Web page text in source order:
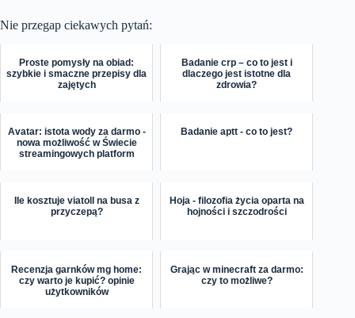
Nie przegap ciekawych pytań:
Proste pomysły na obiad:
szybkie i smaczne przepisy dla
zajętych
Badanie crp – co to jest i
dlaczego jest istotne dla
zdrowia?
Avatar: istota wody za darmo -
nowa możliwość w Świecie
streamingowych platform
Badanie aptt - co to jest?
Ile kosztuje viatoll na busa z
przyczepą?
Hoja - filozofia życia oparta na
hojności i szczodrości
Recenzja garnków mg home:
czy warto je kupić? opinie
użytkowników
Grając w minecraft za darmo:
czy to możliwe?